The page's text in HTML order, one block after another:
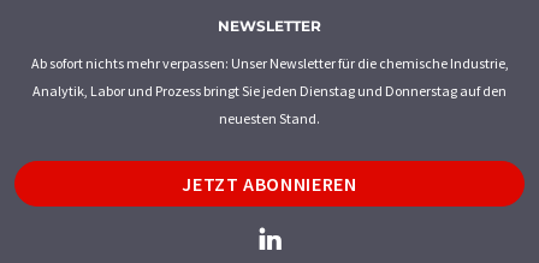
NEWSLETTER
Ab sofort nichts mehr verpassen: Unser Newsletter für die chemische Industrie,
Analytik, Labor und Prozess bringt Sie jeden Dienstag und Donnerstag auf den
neuesten Stand.
JETZT ABONNIEREN